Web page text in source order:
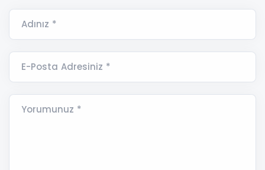
Adınız *
E-Posta Adresiniz *
Yorumunuz *